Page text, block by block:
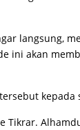
langsung,
ini akan
kepada
Tikrar.